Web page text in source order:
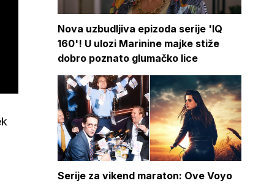
Nova uzbudljiva epizoda serije 'IQ
160'! U ulozi Marinine majke stiže
dobro poznato glumačko lice
Serije za vikend maraton: Ove Voyo